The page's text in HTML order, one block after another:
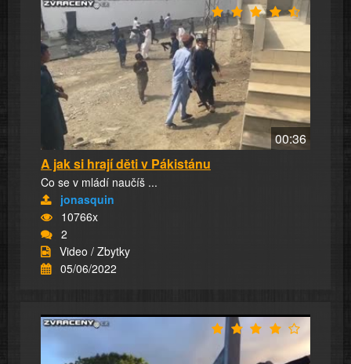
00:36
A jak si hrají děti v Pákistánu
Co se v mládí naučíš ...
jonasquin
10766x
2
Video / Zbytky
05/06/2022